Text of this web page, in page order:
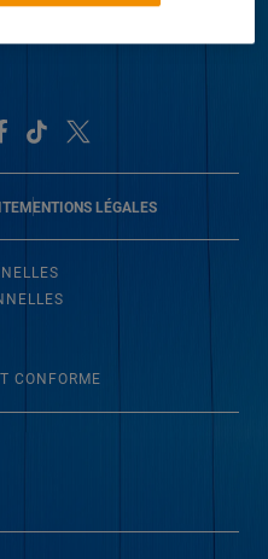
MENTIONS LÉGALES
CONFORME